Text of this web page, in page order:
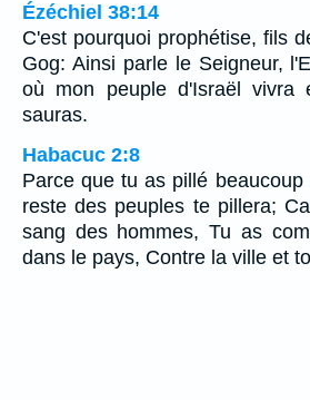
Ézéchiel 38:14
C'est pourquoi prophétise, fils
Gog: Ainsi parle le Seigneur,
où mon peuple d'Israël vivra
sauras.
Habacuc 2:8
Parce que tu as pillé
reste des peuples te pillera;
sang des hommes, Tu as
dans le pays, Contre la ville et